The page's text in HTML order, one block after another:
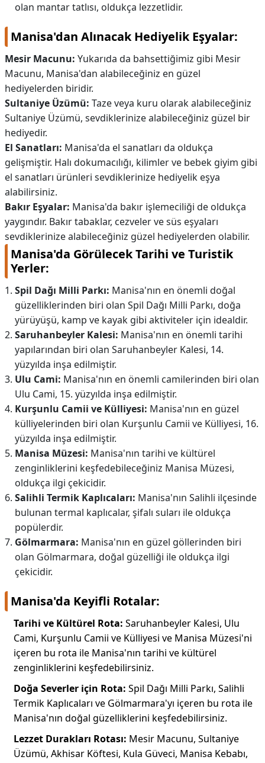
olan mantar tatlısı, oldukça lezzetlidir.
Manisa'dan Alınacak Hediyelik Eşyalar:
Mesir Macunu: Yukarıda da bahsettiğimiz gibi Mesir
Macunu, Manisa'dan alabileceğiniz en güzel
hediyelerden biridir.
Sultaniye Üzümü: Taze veya kuru olarak alabileceğiniz
Sultaniye Üzümü, sevdiklerinize alabileceğiniz güzel bir
hediyedir.
El Sanatları: Manisa'da el sanatları da oldukça
gelişmiştir. Halı dokumacılığı, kilimler ve bebek giyim gibi
el sanatları ürünleri sevdiklerinize hediyelik eşya
alabilirsiniz.
Bakır Eşyalar: Manisa'da bakır işlemeciliği de oldukça
yaygındır. Bakır tabaklar, cezveler ve süs eşyaları
sevdiklerinize alabileceğiniz güzel hediyelerden olabilir.
Manisa'da Görülecek Tarihi ve Turistik
Yerler:
Spil Dağı Milli Parkı: Manisa'nın en önemli doğal
güzelliklerinden biri olan Spil Dağı Milli Parkı, doğa
yürüyüşü, kamp ve kayak gibi aktiviteler için idealdir.
Saruhanbeyler Kalesi: Manisa'nın en önemli tarihi
yapılarından biri olan Saruhanbeyler Kalesi, 14.
yüzyılda inşa edilmiştir.
Ulu Cami: Manisa'nın en önemli camilerinden biri olan
Ulu Cami, 15. yüzyılda inşa edilmiştir.
Kurşunlu Camii ve Külliyesi: Manisa'nın en güzel
külliyelerinden biri olan Kurşunlu Camii ve Külliyesi, 16.
yüzyılda inşa edilmiştir.
Manisa Müzesi: Manisa'nın tarihi ve kültürel
zenginliklerini keşfedebileceğiniz Manisa Müzesi,
oldukça ilgi çekicidir.
Salihli Termik Kaplıcaları: Manisa'nın Salihli ilçesinde
bulunan termal kaplıcalar, şifalı suları ile oldukça
popülerdir.
Gölmarmara: Manisa'nın en güzel göllerinden biri
olan Gölmarmara, doğal güzelliği ile oldukça ilgi
çekicidir.
Manisa'da Keyifli Rotalar:
Tarihi ve Kültürel Rota: Saruhanbeyler Kalesi, Ulu
Cami, Kurşunlu Camii ve Külliyesi ve Manisa Müzesi'ni
içeren bu rota ile Manisa'nın tarihi ve kültürel
zenginliklerini keşfedebilirsiniz.
Doğa Severler için Rota: Spil Dağı Milli Parkı, Salihli
Termik Kaplıcaları ve Gölmarmara'yı içeren bu rota ile
Manisa'nın doğal güzelliklerini keşfedebilirsiniz.
Lezzet Durakları Rotası: Mesir Macunu, Sultaniye
Üzümü, Akhisar Köftesi, Kula Güveci, Manisa Kebabı,